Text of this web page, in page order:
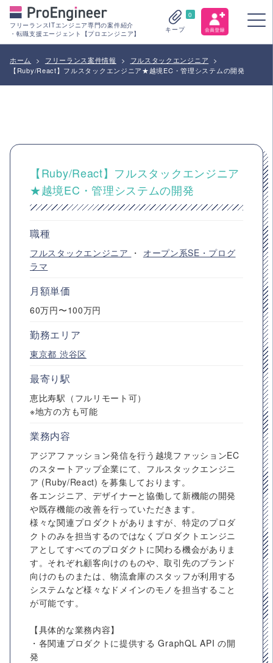
フリーランスITエンジニア専門の案件紹介
・転職支援エージェント【プロエンジニア】
0
キープ
ホーム > フリーランス案件情報 > フルスタックエンジニア
>
【Ruby/React】フルスタックエンジニア★越境EC・管理システムの開発
【Ruby/React】フルスタックエンジニア
★越境EC・管理システムの開発
職種
フルスタックエンジニア ・ オープン系SE・プログ
ラマ
月額単価
60万円〜100万円
勤務エリア
東京都 渋谷区
最寄り駅
恵比寿駅（フルリモート可）
※地方の方も可能
業務内容
アジアファッション発信を行う越境ファッションEC
のスタートアップ企業にて、フルスタックエンジニ
ア (Ruby/React) を募集しております。
各エンジニア、デザイナーと協働して新機能の開発
や既存機能の改善を行っていただきます。
様々な関連プロダクトがありますが、特定のプロダ
クトのみを担当するのではなくプロダクトエンジニ
アとしてすべてのプロダクトに関わる機会がありま
す。それぞれ顧客向けのものや、取引先のブランド
向けのものまたは、物流倉庫のスタッフが利用する
システムなど様々なドメインのモノを担当すること
が可能です。
【具体的な業務内容】
・各関連プロダクトに提供する GraphQL API の開
発